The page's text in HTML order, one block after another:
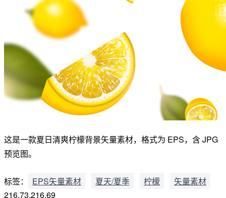
这是一款夏日清爽柠檬背景矢量素材，格式为 EPS，含 JPG
预览图。
标签： EPS矢量素材 夏天/夏季 柠檬
矢量素材
216.73.216.69